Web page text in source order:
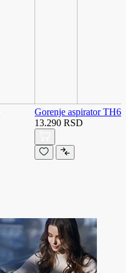
Gorenje aspirator
13.290 RSD